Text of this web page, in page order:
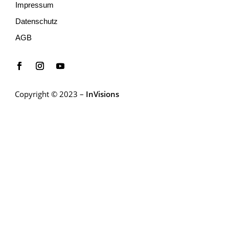
Impressum
Datenschutz
AGB
Copyright © 2023 – InVisions